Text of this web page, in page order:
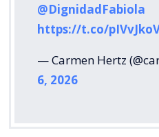
@DignidadFabiola
https://t.co/
— Carmen Hertz
6, 2026